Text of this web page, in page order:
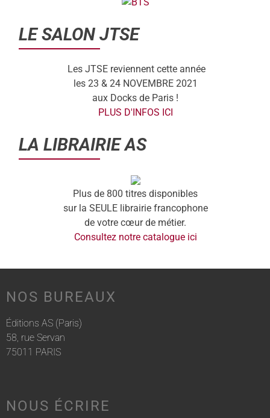
LE SALON JTSE
Les JTSE reviennent cette année
les 23 & 24 NOVEMBRE 2021
aux Docks de Paris !
PLUS D'INFOS ICI
LA LIBRAIRIE AS
Plus de 800 titres disponibles
sur la SEULE librairie francophone
de votre cœur de métier.
Consultez notre catalogue ici
NOS BUREAUX
Éditions AS (Paris)
58, rue Servan
75011 PARIS
NOUS ÉCRIRE